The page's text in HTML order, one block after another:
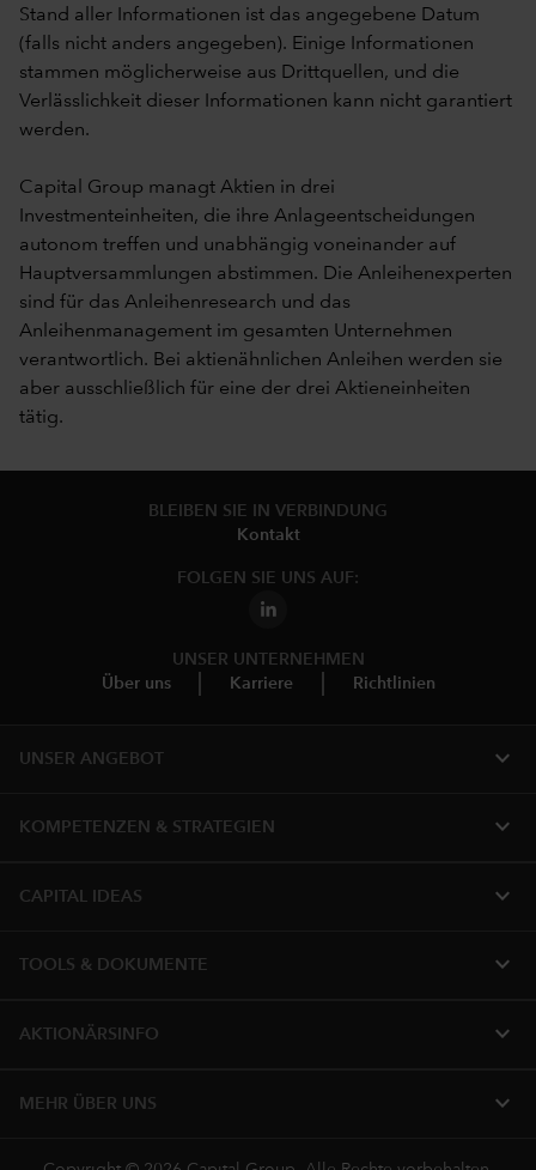
Stand aller Informationen ist das angegebene Datum
(falls nicht anders angegeben). Einige Informationen
stammen möglicherweise aus Drittquellen, und die
Verlässlichkeit dieser Informationen kann nicht garantiert
werden.
Capital Group managt Aktien in drei
Investmenteinheiten, die ihre Anlageentscheidungen
autonom treffen und unabhängig voneinander auf
Hauptversammlungen abstimmen. Die Anleihenexperten
sind für das Anleihenresearch und das
Anleihenmanagement im gesamten Unternehmen
verantwortlich. Bei aktienähnlichen Anleihen werden sie
aber ausschließlich für eine der drei Aktieneinheiten
tätig.
BLEIBEN SIE IN VERBINDUNG
Kontakt
FOLGEN SIE UNS AUF:
UNSER UNTERNEHMEN
Über uns
Karriere Richtlinien
UNSER ANGEBOT expand_more
KOMPETENZEN & STRATEGIEN expand_more
CAPITAL IDEAS expand_more
TOOLS & DOKUMENTE expand_more
AKTIONÄRSINFO expand_more
MEHR ÜBER UNS expand_more